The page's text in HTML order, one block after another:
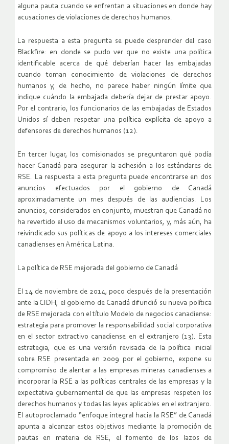
alguna pauta cuando se enfrentan a situaciones en donde hay
acusaciones de violaciones de derechos humanos.
La respuesta a esta pregunta se puede desprender del caso
Blackfire: en donde se pudo ver que no existe una política
identificable acerca de qué deberían hacer las embajadas
cuando toman conocimiento de violaciones de derechos
humanos y, de hecho, no parece haber ningún límite que
indique cuándo la embajada debería dejar de prestar apoyo.
Por el contrario, los funcionarios de las embajadas de Estados
Unidos sí deben respetar una política explícita de apoyo a
defensores de derechos humanos (12).
En tercer lugar, los comisionados se preguntaron qué podía
hacer Canadá para asegurar la adhesión a los estándares de
RSE. La respuesta a esta pregunta puede encontrarse en dos
anuncios efectuados por el gobierno de Canadá
aproximadamente un mes después de las audiencias. Los
anuncios, considerados en conjunto, muestran que Canadá no
ha revertido el uso de mecanismos voluntarios, y, más aún, ha
reivindicado sus políticas de apoyo a los intereses comerciales
canadienses en América Latina.
La política de RSE mejorada del gobierno de Canadá
El 14 de noviembre de 2014, poco después de la presentación
ante la CIDH, el gobierno de Canadá difundió su nueva política
de RSE mejorada con el título Modelo de negocios canadiense:
estrategia para promover la responsabilidad social corporativa
en el sector extractivo canadiense en el extranjero (13). Esta
estrategia, que es una versión revisada de la política inicial
sobre RSE presentada en 2009 por el gobierno, expone su
compromiso de alentar a las empresas mineras canadienses a
incorporar la RSE a las políticas centrales de las empresas y la
expectativa gubernamental de que las empresas respeten los
derechos humanos y todas las leyes aplicables en el extranjero.
El autoproclamado “enfoque integral hacia la RSE” de Canadá
apunta a alcanzar estos objetivos mediante la promoción de
pautas en materia de RSE, el fomento de los lazos de